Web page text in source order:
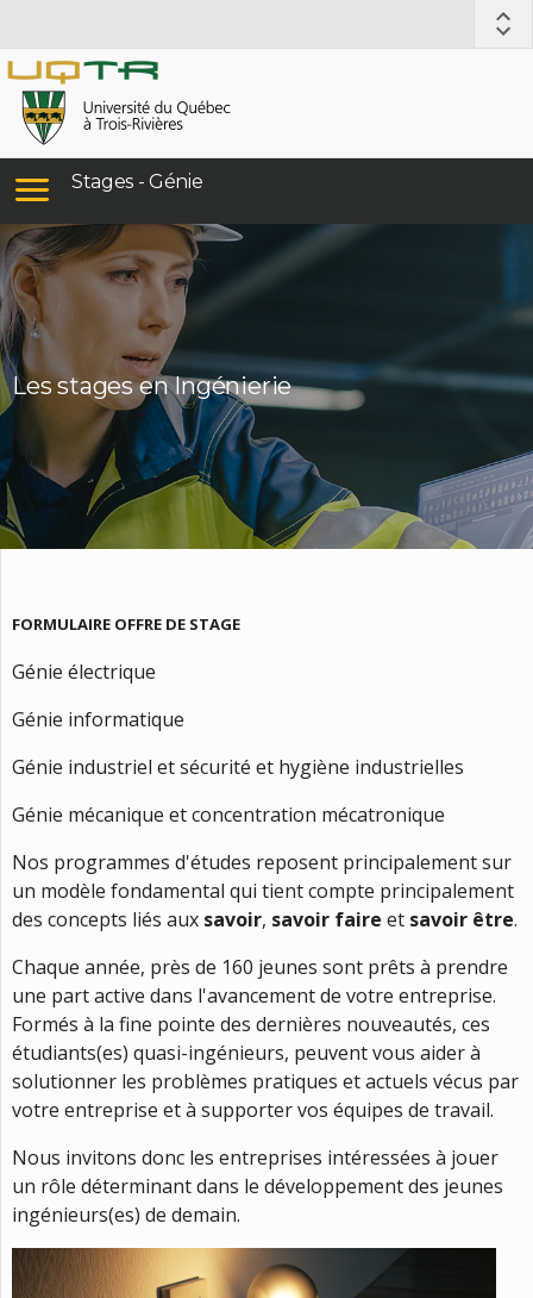
Stages - Génie
Les stages en Ingénierie
FORMULAIRE OFFRE DE STAGE
Génie électrique
Génie informatique
Génie industriel et sécurité et hygiène industrielles
Génie mécanique et concentration mécatronique
Nos programmes d'études reposent principalement sur
un modèle fondamental qui tient compte principalement
des concepts liés aux savoir, savoir faire et savoir être.
Chaque année, près de 160 jeunes sont prêts à prendre
une part active dans l'avancement de votre entreprise.
Formés à la fine pointe des dernières nouveautés, ces
étudiants(es) quasi-ingénieurs, peuvent vous aider à
solutionner les problèmes pratiques et actuels vécus par
votre entreprise et à supporter vos équipes de travail.
Nous invitons donc les entreprises intéressées à jouer
un rôle déterminant dans le développement des jeunes
ingénieurs(es) de demain.